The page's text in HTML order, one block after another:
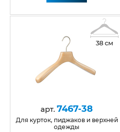
38 см
арт. 7467-38
для курток, пиджаков и верхней
одежды